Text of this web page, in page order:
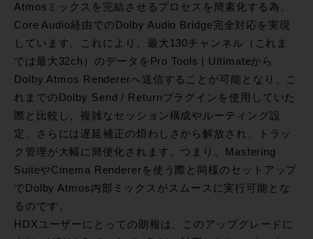
Atmosミックスを完結させるプロセスを簡素化する為、
Core Audio経由でのDolby Audio Bridge完全対応を実現
しています。これにより、最大130チャンネル（これま
では最大32ch）のデータをPro Tools | Ultimateから
Dolby Atmos Rendererへ送信することが可能となり、こ
れまでのDolby Send / Returnプラグインを使用していた
際と比較し、複雑なセッション構成やルーティング設
定、さらには遅延補正の煩わしさから解放され、トラッ
ク管理が大幅に簡便化されます。つまり、Mastering
SuiteやCinema Rendererを使う際と同様のセットアップ
でDolby Atmos内部ミックスがスムースに実行可能とな
るのです。
HDXユーザーにとっての朗報は、このアップグレードに